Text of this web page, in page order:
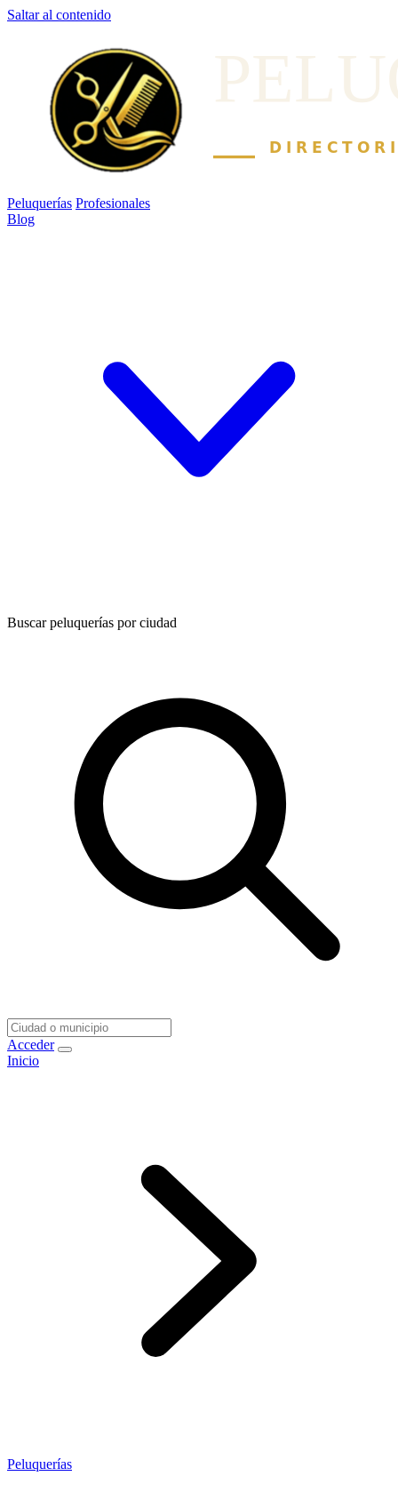
Saltar al contenido
Peluquerías Profesionales
Blog
Buscar peluquerías por ciudad
Acceder
Inicio
Peluquerías